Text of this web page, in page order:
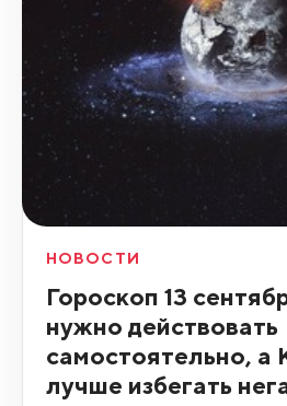
НОВОСТИ
Гороскоп 13
нужно действовать
самостоятельно, а
лучше избегать